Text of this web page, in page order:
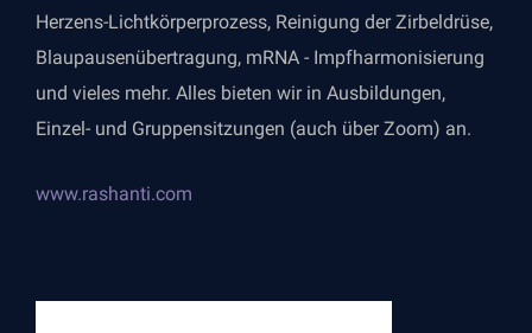
Herzens-Lichtkörperprozess, Reinigung der Zirbeldrüse,
Blaupausenübertragung, mRNA - Impfharmonisierung
und vieles mehr. Alles bieten wir in Ausbildungen,
Einzel- und Gruppensitzungen (auch über Zoom) an.
www.rashanti.com